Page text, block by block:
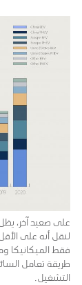
على صعيد آخر، يظل
لنقل أنه على
فقط الميكانيكا
طريقة تعامل
التشغيل.